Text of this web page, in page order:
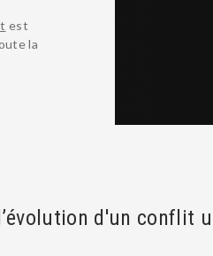
est
la
d'un conflit